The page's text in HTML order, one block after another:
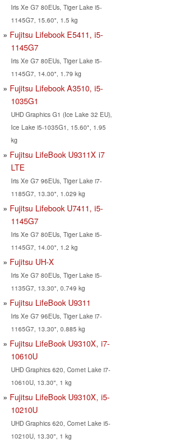
Iris Xe G7 80EUs, Tiger Lake i5-
1145G7, 15.60", 1.5 kg
Fujitsu Lifebook E5411, i5-
1145G7
Iris Xe G7 80EUs, Tiger Lake i5-
1145G7, 14.00", 1.79 kg
Fujitsu Lifebook A3510, i5-
1035G1
UHD Graphics G1 (Ice Lake 32 EU),
Ice Lake i5-1035G1, 15.60", 1.95
kg
Fujitsu LifeBook U9311X i7
LTE
Iris Xe G7 96EUs, Tiger Lake i7-
1185G7, 13.30", 1.029 kg
Fujitsu Lifebook U7411, i5-
1145G7
Iris Xe G7 80EUs, Tiger Lake i5-
1145G7, 14.00", 1.2 kg
Fujitsu UH-X
Iris Xe G7 80EUs, Tiger Lake i5-
1135G7, 13.30", 0.749 kg
Fujitsu LifeBook U9311
Iris Xe G7 96EUs, Tiger Lake i7-
1165G7, 13.30", 0.885 kg
Fujitsu LifeBook U9310X, i7-
10610U
UHD Graphics 620, Comet Lake i7-
10610U, 13.30", 1 kg
Fujitsu LifeBook U9310X, i5-
10210U
UHD Graphics 620, Comet Lake i5-
10210U, 13.30", 1 kg